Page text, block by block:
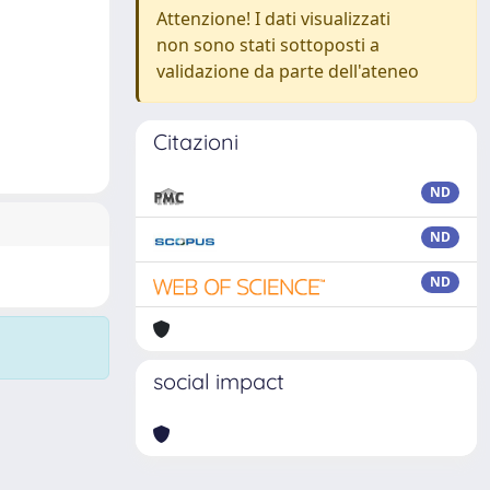
Attenzione! I dati visualizzati
non sono stati sottoposti a
validazione da parte dell'ateneo
Citazioni
ND
ND
ND
social impact